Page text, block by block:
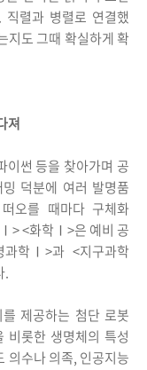
렬과 병렬로 연결했
지도 그때 확실하게 확
져
이썬 등을 찾아가며 공
덕분에 여러 발명품
오를 때마다 구체화
Ⅰ> <화학Ⅰ>은 예비 공
과학Ⅰ>과 <지구과학
.
제공하는 첨단 로봇
비롯한 생명체의 특성
의수나 의족, 인공지능